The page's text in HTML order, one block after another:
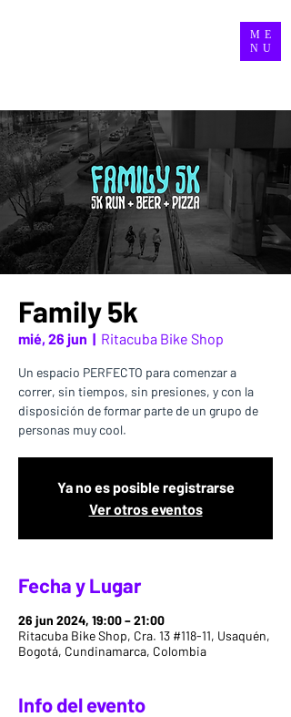
ME
NU
Family 5k
mié, 26 jun
  |
Ritacuba Bike Shop
Un espacio PERFECTO para comenzar a
correr, sin tiempos, sin presiones, y con la
disposición de formar parte de un grupo de
Ya no es posible registrarse
Ver otros eventos
Fecha y Lugar
26 jun 2024, 19:00 – 21:00
Ritacuba Bike Shop, Cra. 13 #118-11, Usaquén,
Bogotá, Cundinamarca, Colombia
Info del evento